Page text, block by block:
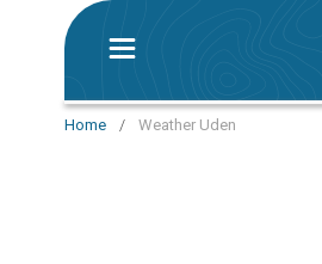
Home / Weather Uden